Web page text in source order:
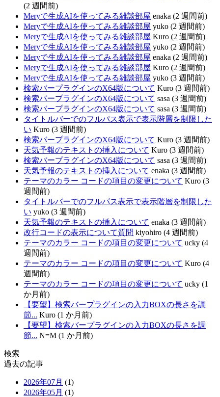
(2 週間前)
Meryで生成AIを使ってみる雑談部屋 enaka (2 週間前)
Meryで生成AIを使ってみる雑談部屋 yuko (2 週間前)
Meryで生成AIを使ってみる雑談部屋 Kuro (2 週間前)
Meryで生成AIを使ってみる雑談部屋 yuko (2 週間前)
Meryで生成AIを使ってみる雑談部屋 enaka (2 週間前)
Meryで生成AIを使ってみる雑談部屋 Kuro (2 週間前)
Meryで生成AIを使ってみる雑談部屋 yuko (3 週間前)
検索バープラグインのX64版について Kuro (3 週間前)
検索バープラグインのX64版について sasa (3 週間前)
検索バープラグインのX64版について sasa (3 週間前)
タイトルバーでのフルパス表示で表示階層を制限した
い Kuro (3 週間前)
検索バープラグインのX64版について Kuro (3 週間前)
天気予報のテキストの挿入について Kuro (3 週間前)
検索バープラグインのX64版について sasa (3 週間前)
天気予報のテキストの挿入について enaka (3 週間前)
テーマのカラー コードの項目の変更について Kuro (3
週間前)
タイトルバーでのフルパス表示で表示階層を制限した
い yuko (3 週間前)
天気予報のテキストの挿入について enaka (3 週間前)
改行コードの表示について質問 kiyohiro (4 週間前)
テーマのカラー コードの項目の変更について ucky (4
週間前)
テーマのカラー コードの項目の変更について Kuro (4
週間前)
テーマのカラー コードの項目の変更について ucky (1
か月前)
【要望】検索バープラグインの入力BOXの長さを調
節... Kuro (1 か月前)
【要望】検索バープラグインの入力BOXの長さを調
節... N=M (1 か月前)
検索
過去の記事
2026年07月 (1)
2026年05月 (1)